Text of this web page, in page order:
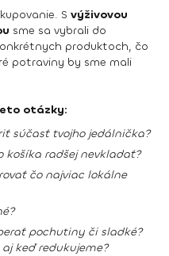
S výživovou
sme sa vybrali do
produktoch, čo
potraviny by sme mali
otázky:
súčasť tvojho jedálnička?
košíka radšej nevkladať?
čo najviac lokálne
pochutiny či sladké?
keď redukujeme?